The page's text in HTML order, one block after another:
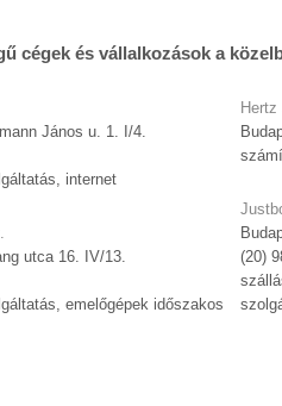
cégek és vállalkozások a
János u. 1. I/4.
internet
utca 16. IV/13.
emelőgépek időszakos
(20)